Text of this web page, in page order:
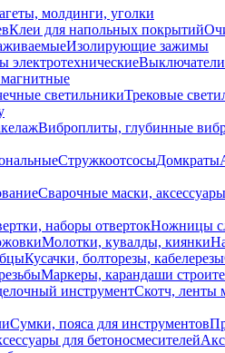
молдинги, уголки
Клеи для напольных покрытий
Изолирующие зажимы
светильникиТрековые
Виброплиты, глубинные
СтружкоотсосыДомкраты
Сварочные маски, аксессуары
наборы отвертокНожницы
Молотки, кувалды, киянки
Кусачки, болторезы, кабелерезы
Маркеры, карандаши
инструментСкотч, ленты
Сумки, пояса для инструментов
для бетоносмесителей